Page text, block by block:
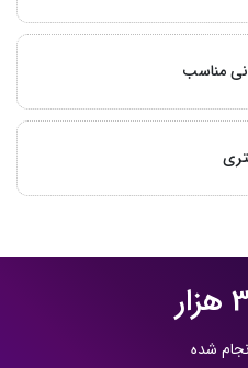
مناسب
هزار
شده